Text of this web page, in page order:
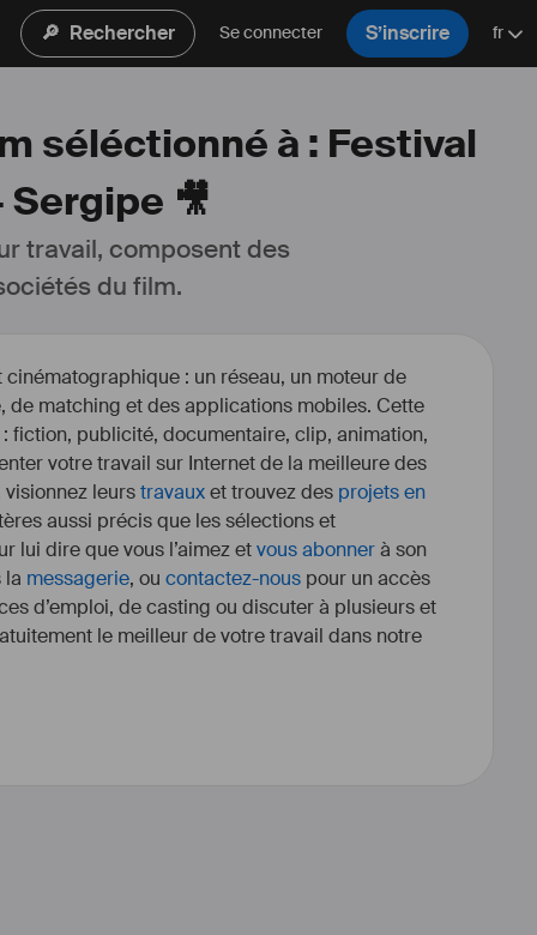
🔎 Rechercher Se connecter S’inscrire fr
séléctionné à : Festival
🎥
travail, composent des
du film.
: un réseau, un moteur de
de matching et des applications mobiles. Cette
fiction, publicité, documentaire, clip, animation,
votre travail sur Internet de la meilleure des
visionnez leurstravauxet trouvez des projets en
aussi précis que les sélections et
lui dire que vous l’aimez etvous abonnerà son
la messagerie, ou contactez-nous pour un accès
d’emploi, de casting ou discuter à plusieurs et
le meilleur de votre travail dans notre